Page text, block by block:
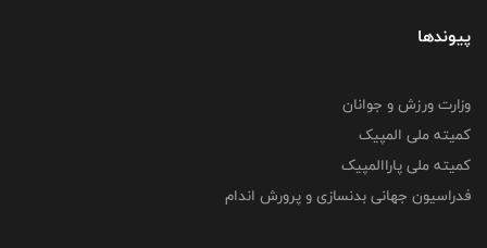
پیوندها
وزارت ورزش و جوانان
کمیته ملی المپیک
کمیته ملی پاراالمپیک
فدراسیون جهانی بدنسازی و پرورش اندام